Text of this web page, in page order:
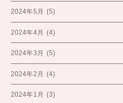
2024年5月 (5)
2024年4月 (4)
2024年3月 (5)
2024年2月 (4)
2024年1月 (3)